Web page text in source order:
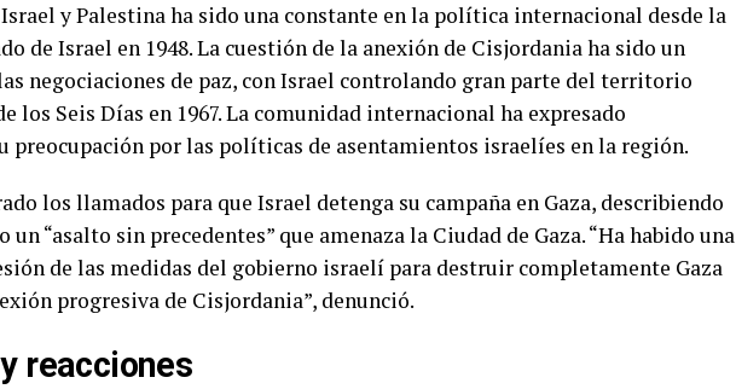
y Palestina ha sido una constante en la política internacional desde la
de Israel en 1948. La cuestión de la anexión de Cisjordania ha sido un
negociaciones de paz, con Israel controlando gran parte del territorio
los Seis Días en 1967. La comunidad internacional ha expresado
preocupación por las políticas de asentamientos israelíes en la región.
los llamados para que Israel detenga su campaña en Gaza, describiendo
“asalto sin precedentes” que amenaza la Ciudad de Gaza. “Ha habido una
de las medidas del gobierno israelí para destruir completamente Gaza
progresiva de Cisjordania”, denunció.
reacciones